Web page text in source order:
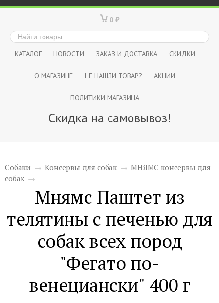
0 ₽
КАТАЛОГ НОВОСТИ ЗАКАЗ И ДОСТАВКА СКИДКИ
О МАГАЗИНЕ НЕ НАШЛИ ТОВАР? АКЦИИ
ПОЛИТИКИ МАГАЗИНА
Скидка на самовывоз!
Собаки → Консервы для собак → МНЯМС консервы для
собак →
Мнямс Паштет из
телятины с печенью для
собак всех пород
"Фегато по-
венециански" 400 г